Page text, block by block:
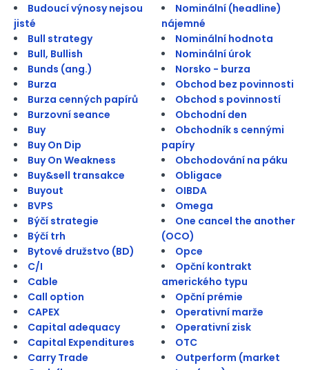
Budoucí výnosy nejsou
jisté
Bull strategy
Bull, Bullish
Bunds (ang.)
Burza
Burza cenných papírů
Burzovní seance
Buy
Buy On Dip
Buy On Weakness
Buy&sell transakce
Buyout
BVPS
Býčí strategie
Býčí trh
Bytové družstvo (BD)
C/I
Cable
Call option
CAPEX
Capital adequacy
Capital Expenditures
Carry Trade
Nominální (headline)
nájemné
Nominální hodnota
Nominální úrok
Norsko - burza
Obchod bez povinnosti
Obchod s povinností
Obchodní den
Obchodník s cennými
papíry
Obchodování na páku
Obligace
OIBDA
Omega
One cancel the another
(OCO)
Opce
Opční kontrakt
amerického typu
Opční prémie
Operativní marže
Operativní zisk
OTC
Outperform (market